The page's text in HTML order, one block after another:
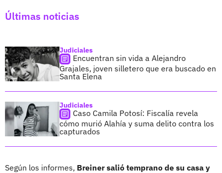
Últimas noticias
Judiciales
Encuentran sin vida a Alejandro
Grajales, joven silletero que era buscado en
Santa Elena
Judiciales
Caso Camila Potosí: Fiscalía revela
cómo murió Alahía y suma delito contra los
capturados
Según los informes, Breiner salió temprano de su casa y